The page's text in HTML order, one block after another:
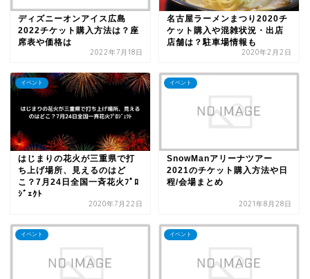
ディズニーオンアイス広島
2022チケット購入方法は？座
席表や価格は
2022年7月18日
名古屋ラーメンまつり2020チ
ケット購入や混雑状況・出店
店舗は？駐車場情報も
2020年2月2日
イベント
はじまりの花火が三重県で打
ち上げ場所、見えるのはど
こ？7月24日全国一斉花火ﾌﾟﾛ
ｼﾞｪｸﾄ
2020年7月22日
イベント
SnowManアリーナツアー
2021のチケット購入方法や日
程/会場まとめ
2021年8月28日
イベント イベント